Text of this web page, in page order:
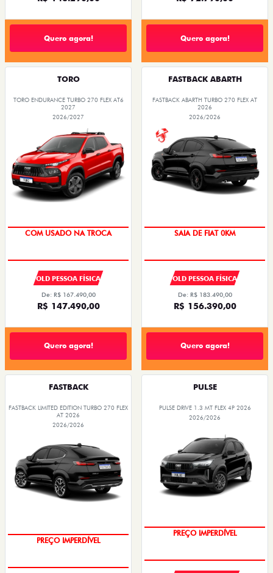
Quero agora! Quero agora!
TORO
TORO ENDURANCE TURBO 270 FLEX AT6
2027
2026/2027
COM USADO NA TROCA
OLD PESSOA FÍSICA
De: R$ 167.490,00
R$ 147.490,00
Quero agora!
FASTBACK ABARTH
FASTBACK ABARTH TURBO 270 FLEX AT
2026
2026/2026
SAIA DE FIAT 0KM
OLD PESSOA FÍSICA
De: R$ 183.490,00
R$ 156.390,00
Quero agora!
FASTBACK
FASTBACK LIMITED EDITION TURBO 270 FLEX
AT 2026
2026/2026
PREÇO IMPERDÍVEL
PULSE
PULSE DRIVE 1.3 MT FLEX 4P 2026
2026/2026
PREÇO IMPERDÍVEL